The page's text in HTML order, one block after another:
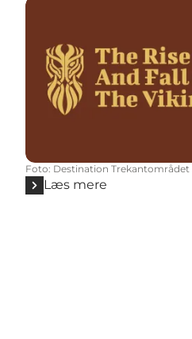
Foto: Destination Trekantområdet
Læs mere